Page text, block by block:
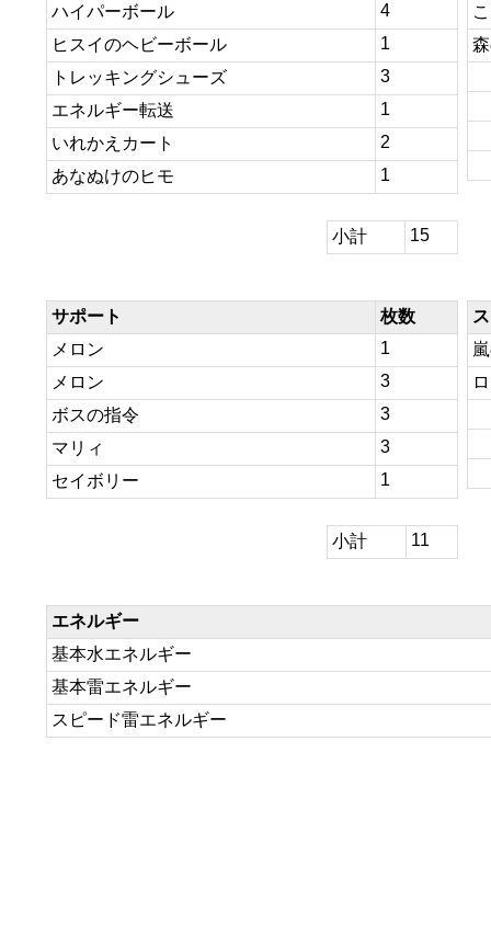
ハイパーボール
4
ヒスイのヘビーボール
1
トレッキングシューズ
3
エネルギー転送
1
いれかえカート
2
あなぬけのヒモ
1
小計 15
サポート
枚数
メロン
1
メロン
3
ボスの指令
3
マリィ
3
セイボリー
1
小計 11
エネルギー
基本水エネルギー
基本雷エネルギー
スピード雷エネルギー